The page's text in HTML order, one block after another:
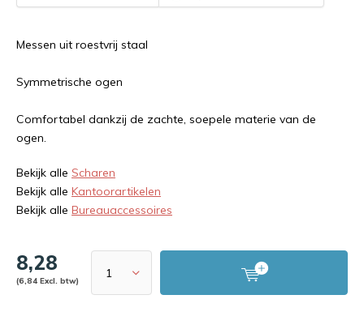
Messen uit roestvrij staal
Symmetrische ogen
Comfortabel dankzij de zachte, soepele materie van de
ogen.
Bekijk alle Scharen
Bekijk alle Kantoorartikelen
Bekijk alle Bureauaccessoires
8,28
(6,84 Excl. btw)